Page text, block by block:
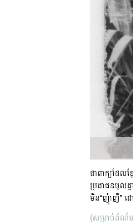
ជាពាក្យដែល
ប្រជាជនមូលដ្
មិន“ញុំាញី” ដ
(សម្រាប់ព័ណ៌ម